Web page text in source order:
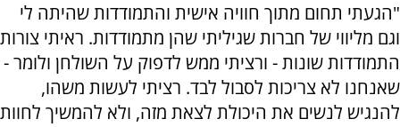
"הגעתי תחום מתוך חוויה אישית והתמודדות שהיתה לי
וגם מליווי של חברות שגיליתי שהן מתמודדות. ראיתי צורות
התמודדות שונות - ורציתי ממש לדפוק על השולחן ולומר -
שאנחנו לא צריכות לסבול לבד. רציתי לעשות משהו,
להנגיש לנשים את היכולת לצאת מזה, ולא להמשיך לחוות